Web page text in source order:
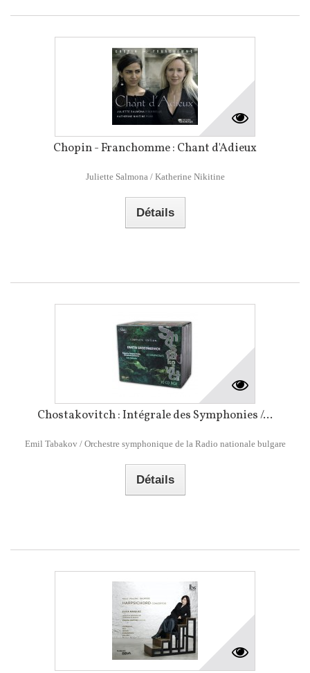
Chopin - Franchomme : Chant d'Adieux
Juliette Salmona / Katherine Nikitine
Détails
Chostakovitch : Intégrale des Symphonies /...
Emil Tabakov / Orchestre symphonique de la Radio nationale bulgare
Détails